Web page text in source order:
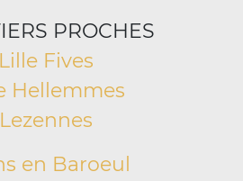
PROCHES
Lille Fives
Hellemmes
Lezennes
en Baroeul